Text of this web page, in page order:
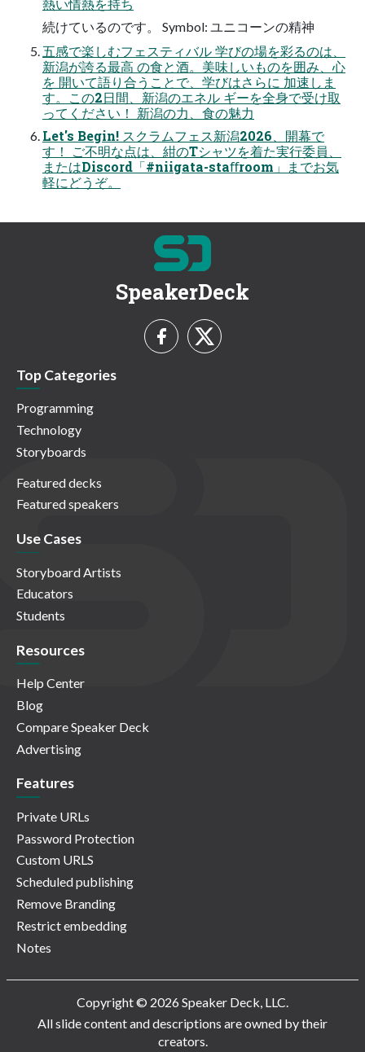
熱い情熱を持ち
続けているのです。 Symbol: ユニコーンの精神
五感で楽しむフェスティバル 学びの場を彩るのは、
新潟が誇る最⾼ の⾷と酒。美味しいものを囲み、⼼
を 開いて語り合うことで、学びはさらに 加速しま
す。この2⽇間、新潟のエネル ギーを全⾝で受け取
ってください！ 新潟の力、食の魅力
Let's Begin! スクラムフェス新潟2026、開幕で
す！ ご不明な点は、紺のTシャツを着た実⾏委員、
またはDiscord「#niigata-staﬀroom」までお気
軽にどうぞ。
SpeakerDeck
Top Categories
Programming
Technology
Storyboards
Featured decks
Featured speakers
Use Cases
Storyboard Artists
Educators
Students
Resources
Help Center
Blog
Compare Speaker Deck
Advertising
Features
Private URLs
Password Protection
Custom URLS
Scheduled publishing
Remove Branding
Restrict embedding
Notes
Copyright © 2026 Speaker Deck, LLC.
All slide content and descriptions are owned by their
creators.